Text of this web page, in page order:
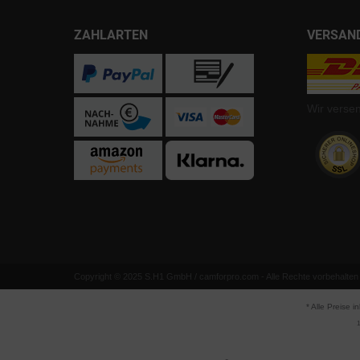
ZAHLARTEN
Copyright © 2025 S.H1 GmbH / camforpro.com - Alle Rechte vorbehalten
* Alle Preise
1